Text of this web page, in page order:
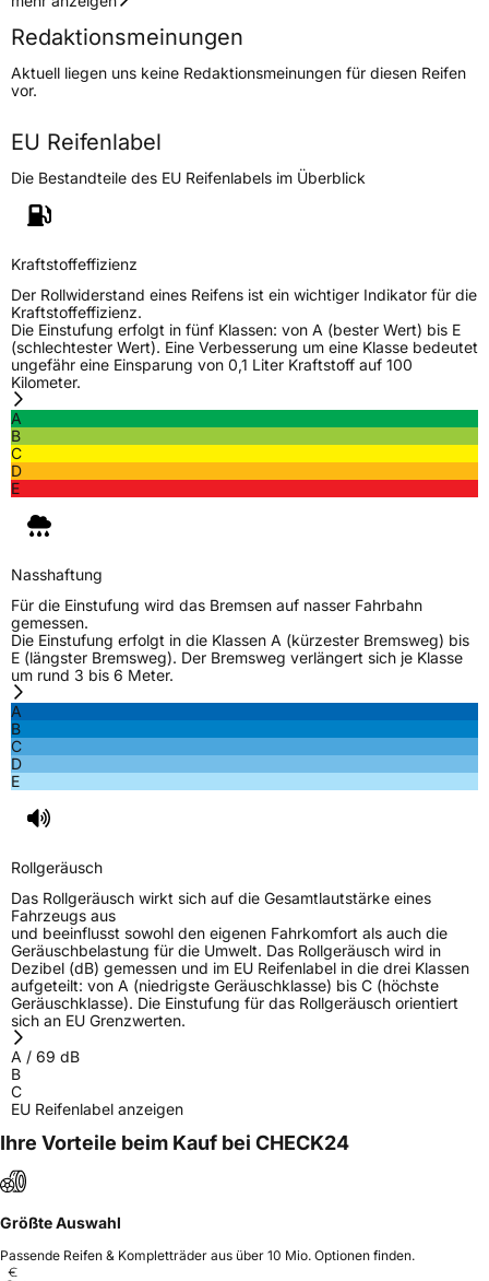
Höchstgeschwindigkeit
270 km/h
Lastindex102
Höchstlast850 kg
Generelle Merkmale
Fahrzeugtyp
VerwendungSommerreifen
ModellnameSportgreen 3
FahrzeugartPKW & SUV
Weitere Eigenschaften
SchlauchtypTL
ZustandNeureifen
Verstärkt
EU Label
EffizienzC
Nasshaftung
3PMSF / Schneeflockensymbol / Alpine-Symbol Nein
EPREL ID1873775
Allgemeine Produktsicherheit (GPSR)
HerstellerkontaktDeldo Autobanden NV, Essensteenweg 113
Redaktionsmeinungen
Aktuell liegen uns keine Redaktionsmeinungen für diesen Reifen
vor.
EU Reifenlabel
Die Bestandteile des EU Reifenlabels im Überblick
Kraftstoffeffizienz
Der Rollwiderstand eines Reifens ist ein wichtiger Indikator für die
Kraftstoffeffizienz.
Die Einstufung erfolgt in fünf Klassen: von A (bester Wert) bis E
(schlechtester Wert). Eine Verbesserung um eine Klasse bedeutet
ungefähr eine Einsparung von 0,1 Liter Kraftstoff auf 100
Kilometer.
A
B
C
D
E
Nasshaftung
Für die Einstufung wird das Bremsen auf nasser Fahrbahn
gemessen.
Die Einstufung erfolgt in die Klassen A (kürzester Bremsweg) bis
E (längster Bremsweg). Der Bremsweg verlängert sich je Klasse
um rund 3 bis 6 Meter.
A
B
C
D
E
Rollgeräusch
Das Rollgeräusch wirkt sich auf die Gesamtlautstärke eines
Fahrzeugs aus
und beeinflusst sowohl den eigenen Fahrkomfort als auch die
Geräuschbelastung für die Umwelt. Das Rollgeräusch wird in
Dezibel (dB) gemessen und im EU Reifenlabel in die drei Klassen
aufgeteilt: von A (niedrigste Geräuschklasse) bis C (höchste
Geräuschklasse). Die Einstufung für das Rollgeräusch orientiert
sich an EU Grenzwerten.
A / 69 dB
B
C
EU Reifenlabel anzeigen
Ihre Vorteile beim Kauf bei CHECK24
Größte Auswahl
Passende Reifen & Kompletträder aus über 10 Mio. Optionen finden.